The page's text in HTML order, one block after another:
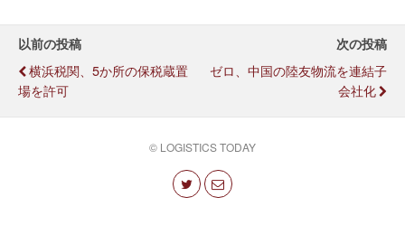
以前の投稿
横浜税関、5か所の保税蔵置
場を許可
次の投稿
ゼロ、中国の陸友物流を連結子
会社化
© LOGISTICS TODAY